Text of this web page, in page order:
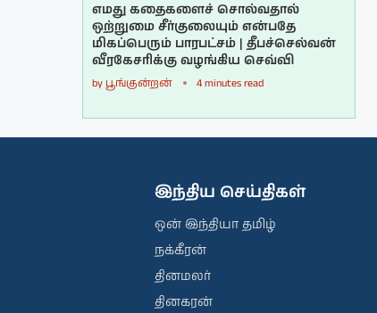
எமது கதைகளைச் சொல்வதால்
ஒற்றுமை சீர்குலையும் என்பதே
மிகப்பெரும் பாரபட்சம் | தீபச்செல்வன்
வீரகேசரிக்கு வழங்கிய செவ்வி
by பூங்குன்றன் 4 minutes read
இந்திய செய்திகள்
ஒன் இந்தியா தமிழ்
நக்கீரன்
தினமலர்
தினகரன்